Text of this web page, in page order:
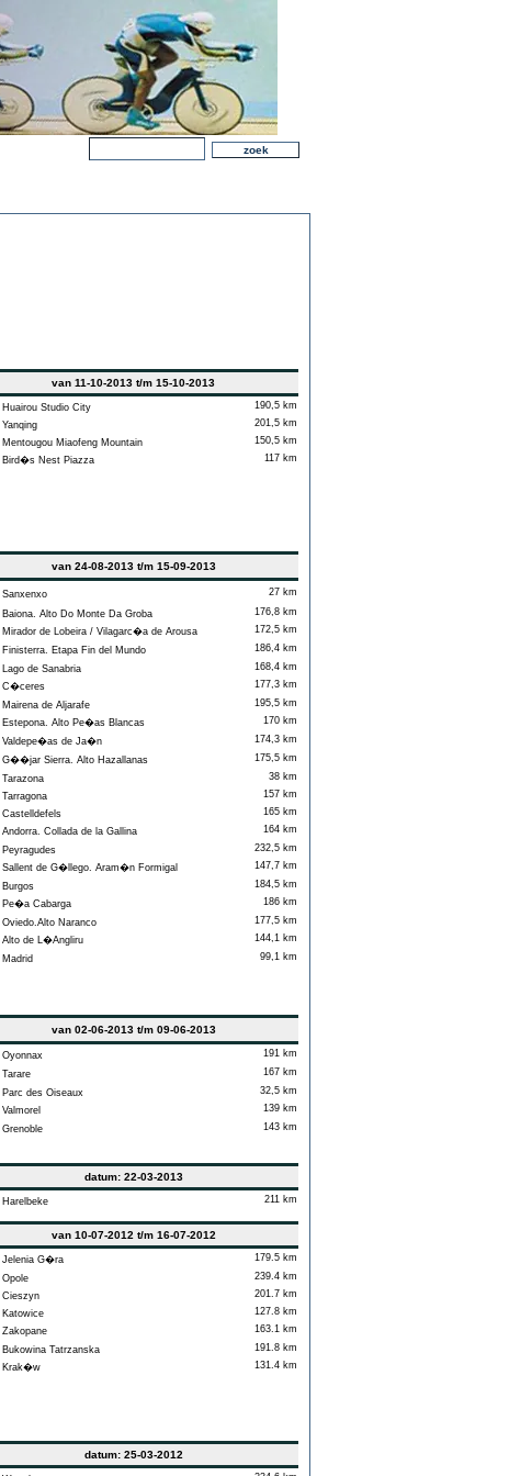
van 11-10-2013 t/m 15-10-2013
Huairou Studio City
190,5 km
Yanqing
201,5 km
Mentougou Miaofeng Mountain
150,5 km
Bird�s Nest Piazza
117 km
van 24-08-2013 t/m 15-09-2013
Sanxenxo
27 km
Baiona. Alto Do Monte Da Groba
176,8 km
Mirador de Lobeira / Vilagarc�a de Arousa
172,5 km
Finisterra. Etapa Fin del Mundo
186,4 km
Lago de Sanabria
168,4 km
C�ceres
177,3 km
Mairena de Aljarafe
195,5 km
Estepona. Alto Pe�as Blancas
170 km
Valdepe�as de Ja�n
174,3 km
G��jar Sierra. Alto Hazallanas
175,5 km
Tarazona
38 km
Tarragona
157 km
Castelldefels
165 km
Andorra. Collada de la Gallina
164 km
Peyragudes
232,5 km
Sallent de G�llego. Aram�n Formigal
147,7 km
Burgos
184,5 km
Pe�a Cabarga
186 km
Oviedo.Alto Naranco
177,5 km
Alto de L�Angliru
144,1 km
Madrid
99,1 km
van 02-06-2013 t/m 09-06-2013
Oyonnax
191 km
Tarare
167 km
Parc des Oiseaux
32,5 km
Valmorel
139 km
Grenoble
143 km
datum: 22-03-2013
Harelbeke 211 km
van 10-07-2012 t/m 16-07-2012
Jelenia G�ra
179.5 km
Opole
239.4 km
Cieszyn
201.7 km
Katowice
127.8 km
Zakopane
163.1 km
Bukowina Tatrzanska
191.8 km
Krak�w
131.4 km
datum: 25-03-2012